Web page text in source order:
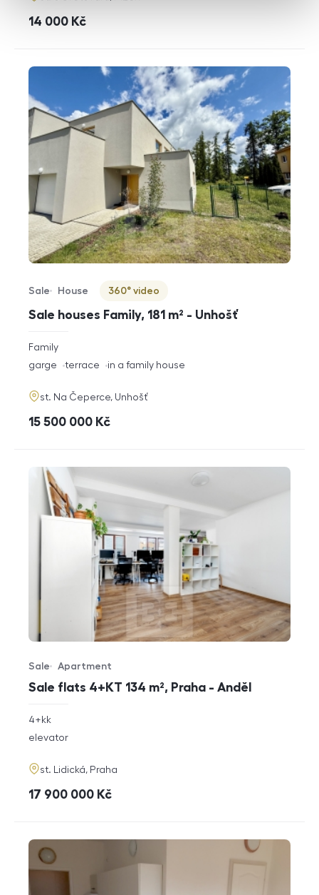
cena
14 000 Kč
Sale houses Family, 181 m² - Unhošť
Offer type
Sale
Property type
House
Virtuální prohlídka
360° video
rozměry
disposition
Family
funkce
garge terrace in a family house
adresa
st. Na Čeperce, Unhošť
cena
15 500 000 Kč
Sale flats 4+KT 134 m², Praha - Anděl
Offer type
Sale
Property type
Apartment
rozměry
4+kk
funkce
elevator
adresa
st. Lidická, Praha
cena
17 900 000 Kč